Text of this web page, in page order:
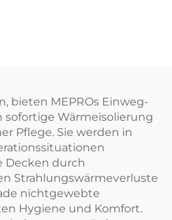
bieten MEPROs Einweg-
sofortige Wärmeisolierung
Pflege. Sie werden in
Decken durch
Strahlungswärmeverluste
nichtgewebte
Hygiene und Komfort.